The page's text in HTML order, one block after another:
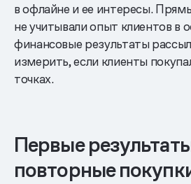
в офлайне и ее интересы.
не учитывали опыт клиентов в
финансовые результаты
измерить, если клиенты
точках.
Первые
повторные